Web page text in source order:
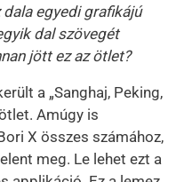
egyedi grafikájú
dal szövegét
jött ez az ötlet?
a „Sanghaj, Peking,
Amúgy is
X összes számához,
meg. Le lehet ezt a